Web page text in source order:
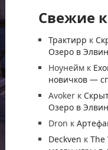
Свежие
Трактирр к
Озеро в
Ноунейм к
новичков —
Avoker к
Озеро в
Dron к
Deckven к